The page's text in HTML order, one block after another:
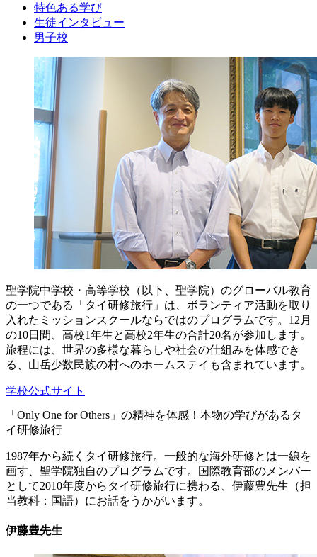
特色ある学び
生徒インタビュー
男子校
聖学院中学校・高等学校（以下、聖学院）のグローバル教育
の一つである「タイ研修旅行」は、ボランティア活動を取り
入れたミッションスクールならではのプログラムです。12月
の10日間、高校1年生と高校2年生の合計20名が参加します。
旅程には、世界の多様な暮らしや社会の仕組みを体感でき
る、山岳少数民族の村へのホームステイも含まれています。
学校公式サイト
「Only One for Others」の精神を体感！本物の学びがあるタ
イ研修旅行
1987年から続くタイ研修旅行。一般的な海外研修とは一線を
画す、聖学院独自のプログラムです。国際教育部のメンバー
として2010年度からタイ研修旅行に携わる、伊藤豊先生（担
当教科：国語）にお話をうかがいます。
伊藤豊先生